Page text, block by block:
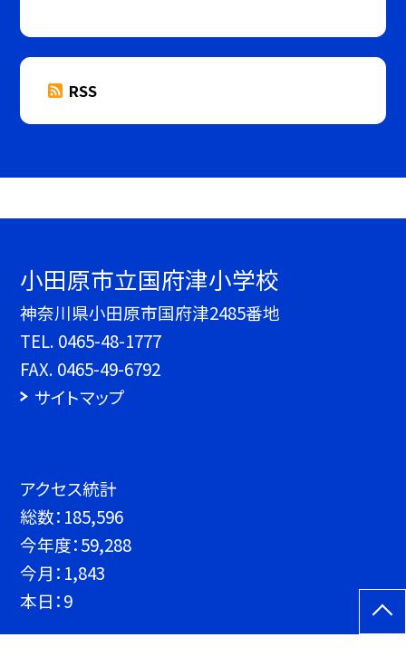
RSS
小田原市立国府津小学校
神奈川県小田原市国府津2485番地
TEL. 0465-48-1777
FAX. 0465-49-6792
サイトマップ
アクセス統計
総数： 185,596
今年度：59,288
今月： 1,843
本日：9